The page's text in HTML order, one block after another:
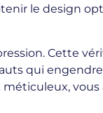
le design
Cette
qui
vous